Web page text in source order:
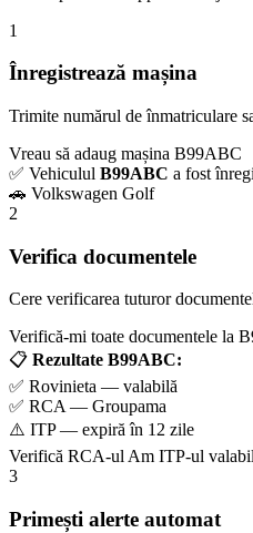
1
Înregistrează mașina
Trimite numărul de înmatriculare
Vreau să adaug mașina B99ABC
✅ Vehiculul B99ABC a fost
🚗 Volkswagen Golf
2
Verifica documentele
Cere verificarea tuturor
Verifică-mi toate documentele la
📋 Rezultate B99ABC:
✅ Rovinieta — valabilă
✅ RCA — Groupama
⚠️ ITP — expiră în 12 zile
Verifică RCA-ulAm ITP-ul
3
Primești alerte automat